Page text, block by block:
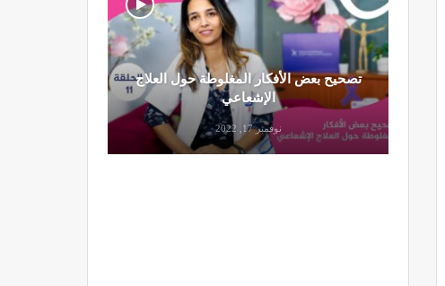
تصحيح بعض الأفكار المغلوطة حول العلاج
الإشعاعي
نوفمبر 17, 2022